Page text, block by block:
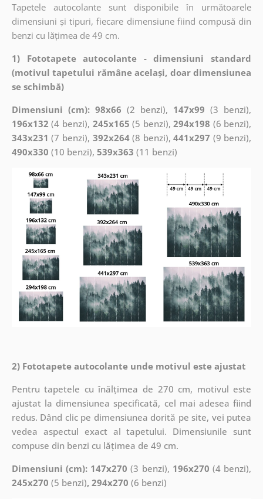
Tapetele autocolante sunt disponibile în următoarele
dimensiuni și tipuri, fiecare dimensiune fiind compusă din
benzi cu lățimea de 49 cm.
1) Fototapete autocolante - dimensiuni standard
(motivul tapetului rămâne același, doar dimensiunea
se schimbă)
Dimensiuni (cm): 98x66 (2 benzi), 147x99 (3 benzi),
196x132 (4 benzi), 245x165 (5 benzi),294x198 (6 benzi),
343x231 (7 benzi), 392x264(8 benzi),441x297 (9 benzi),
490x330 (10 benzi), 539x363 (11 benzi)
2) Fototapete autocolante unde motivul este ajustat
Pentru tapetele cu înălțimea de 270 cm, motivul este
ajustat la dimensiunea specificată, cel mai adesea fiind
redus. Dând clic pe dimensiunea dorită pe site, vei putea
vedea aspectul exact al tapetului. Dimensiunile sunt
compuse din benzi cu lățimea de 49 cm.
Dimensiuni (cm): 147x270 (3 benzi), 196x270 (4 benzi),
245x270 (5 benzi), 294x270 (6 benzi)